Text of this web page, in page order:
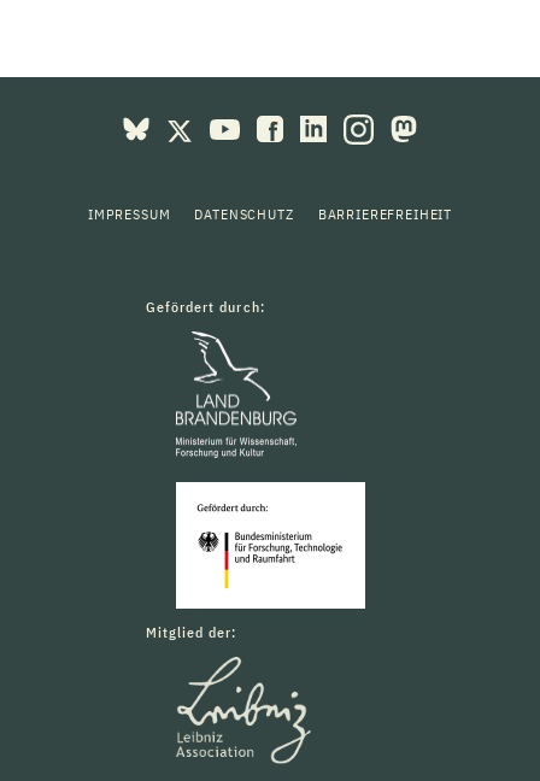
IMPRESSUM DATENSCHUTZ BARRIEREFREIHEIT
Gefördert durch:
Mitglied der: